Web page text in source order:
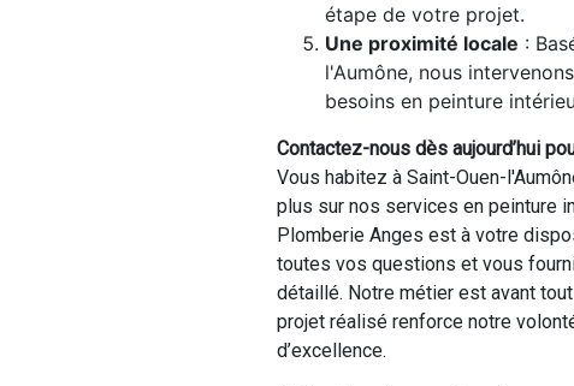
étape de votre projet.
Une proximité locale :
l'Aumône, nous
besoins en peinture
Contactez-nous dès aujourd’hui
Vous habitez à Saint-Ouen-
plus sur nos services en peinture
Plomberie Anges est à votre
toutes vos questions et vous
détaillé. Notre métier est avant
projet réalisé renforce notre
d’excellence.